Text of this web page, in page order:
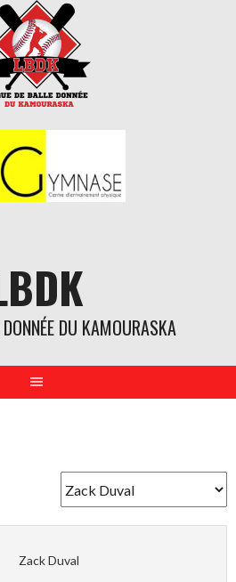
DU KAMOURASKA
Zack Duval